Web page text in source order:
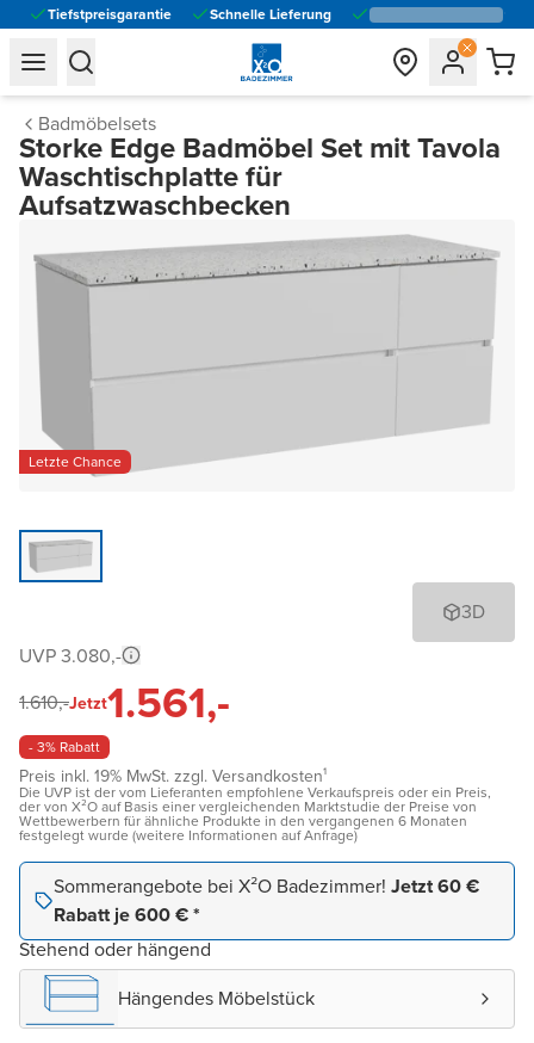
Tiefstpreisgarantie Schnelle Lieferung
general.navigation.toggle_menu.label
general.navigation.toggle_menu.label
Badmöbelsets
Storke Edge Badmöbel Set mit Tavola
Waschtischplatte für
Aufsatzwaschbecken
Letzte Chance
3D
UVP 3.080,-
1.610,-Jetzt1.561,-
- 3% Rabatt
Preis inkl. 19% MwSt. zzgl. Versandkosten¹
Die UVP ist der vom Lieferanten empfohlene Verkaufspreis oder ein Preis,
der von X²O auf Basis einer vergleichenden Marktstudie der Preise von
Wettbewerbern für ähnliche Produkte in den vergangenen 6 Monaten
festgelegt wurde (weitere Informationen auf Anfrage)
Sommerangebote bei X²O Badezimmer! Jetzt 60 €
Rabatt je 600 € *
Stehend oder hängend
Hängendes Möbelstück